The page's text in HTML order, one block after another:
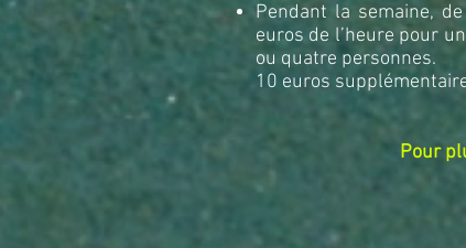
Pendant la semaine,
euros de l’heure pour
ou quatre personnes.
10 euros
Pour